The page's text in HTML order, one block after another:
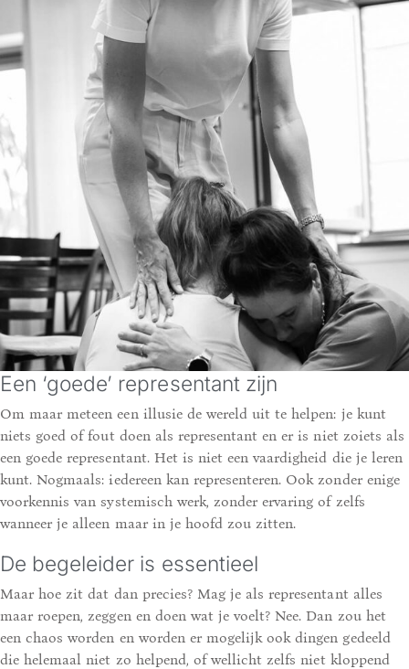
Een ‘goede’ representant zijn
Om maar meteen een illusie de wereld uit te helpen: je kunt
niets goed of fout doen als representant en er is niet zoiets als
een goede representant. Het is niet een vaardigheid die je leren
kunt. Nogmaals: iedereen kan representeren. Ook zonder enige
voorkennis van systemisch werk, zonder ervaring of zelfs
wanneer je alleen maar in je hoofd zou zitten.
De begeleider is essentieel
Maar hoe zit dat dan precies? Mag je als representant alles
maar roepen, zeggen en doen wat je voelt? Nee. Dan zou het
een chaos worden en worden er mogelijk ook dingen gedeeld
die helemaal niet zo helpend, of wellicht zelfs niet kloppend